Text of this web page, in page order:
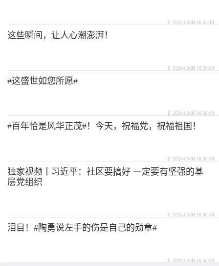
2024-03-06 16:57:19
这些瞬间，让人心潮澎湃！
2024-03-06 16:50:49
#这盛世如您所愿#
2024-03-06 16:50:49
#百年恰是风华正茂#！今天，祝福党，祝福祖国！
2024-03-06 16:50:49
独家视频丨习近平：社区要搞好 一定要有坚强的基
层党组织
2024-03-06 16:50:49
泪目！#陶勇说左手的伤是自己的勋章#
2024-03-06 16:50:49